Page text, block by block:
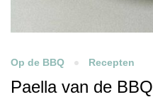
Op de BBQ Recepten
Paella van de BBQ